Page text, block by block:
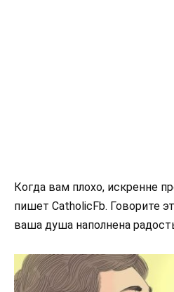
Когда вам плохо, искренне
пишет CatholicFb. Говорите
ваша душа наполнена